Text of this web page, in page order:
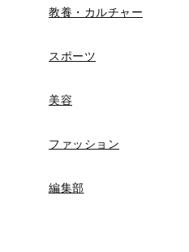
教養・カルチャー
スポーツ
美容
ファッション
編集部